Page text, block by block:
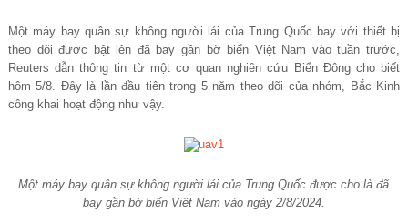
Một máy bay quân sự không người lái của Trung Quốc bay với thiết bị
theo dõi được bật lên đã bay gần bờ biển Việt Nam vào tuần trước,
Reuters dẫn thông tin từ một cơ quan nghiên cứu Biển Đông cho biết
hôm 5/8. Đây là lần đầu tiên trong 5 năm theo dõi của nhóm, Bắc Kinh
công khai hoạt động như vậy.
Một máy bay quân sự không người lái của Trung Quốc được cho là đã
bay gần bờ biển Việt Nam vào ngày 2/8/2024.